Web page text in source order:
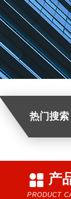
热门搜索
产
PRODUCT